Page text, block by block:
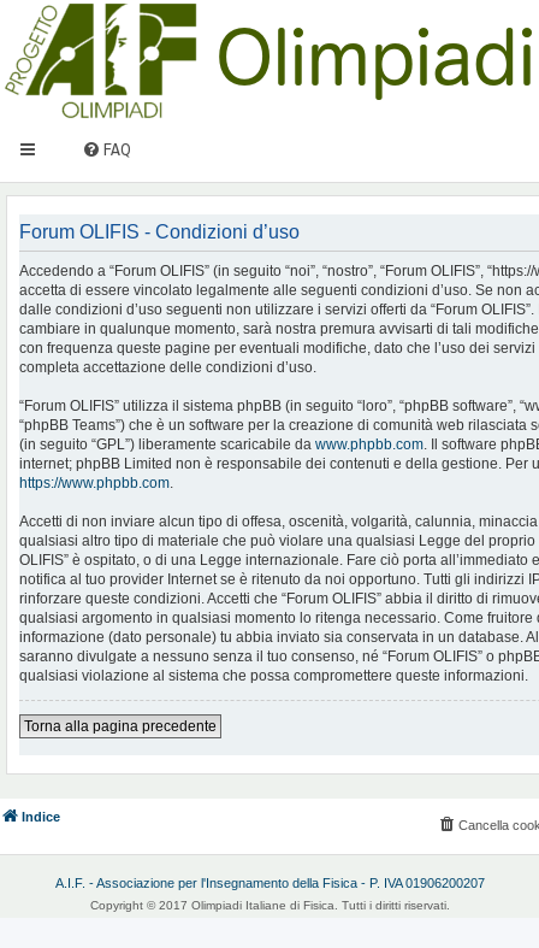
FAQ
Forum OLIFIS - Condizioni d’uso
Accedendo a “Forum OLIFIS” (in seguito “noi”, “nostro”, “Forum OLIFIS”,
accetta di essere vincolato legalmente alle seguenti condizioni d’uso. Se non
dalle condizioni d’uso seguenti non utilizzare i servizi offerti da “Forum
cambiare in qualunque momento, sarà nostra premura avvisarti di tali
con frequenza queste pagine per eventuali modifiche, dato che l’uso dei servizi
completa accettazione delle condizioni d’uso.
“Forum OLIFIS” utilizza il sistema phpBB (in seguito “loro”, “phpBB software”,
“phpBB Teams”) che è un software per la creazione di comunità web rilasciata
(in seguito “GPL”) liberamente scaricabile da www.phpbb.com. Il software
internet; phpBB Limited non è responsabile dei contenuti e della gestione. Per
https://www.phpbb.com.
Accetti di non inviare alcun tipo di offesa, oscenità, volgarità, calunnia,
qualsiasi altro tipo di materiale che può violare una qualsiasi Legge del proprio
OLIFIS” è ospitato, o di una Legge internazionale. Fare ciò porta
notifica al tuo provider Internet se è ritenuto da noi opportuno. Tutti gli indirizzi
rinforzare queste condizioni. Accetti che “Forum OLIFIS” abbia il diritto di
qualsiasi argomento in qualsiasi momento lo ritenga necessario. Come
informazione (dato personale) tu abbia inviato sia conservata in un database.
saranno divulgate a nessuno senza il tuo consenso, né “Forum OLIFIS” o
qualsiasi violazione al sistema che possa compromettere queste informazioni.
Torna alla pagina precedente
Indice
Cancella
A.I.F. - Associazione per l'Insegnamento della Fisica - P. IVA 01906200207
Copyright © 2017 Olimpiadi Italiane di Fisica. Tutti i diritti riservati.